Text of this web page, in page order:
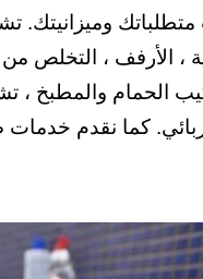
وميزانيتك.
، الأرفف ، التخلص
الحمام والمطبخ
كما نقدم